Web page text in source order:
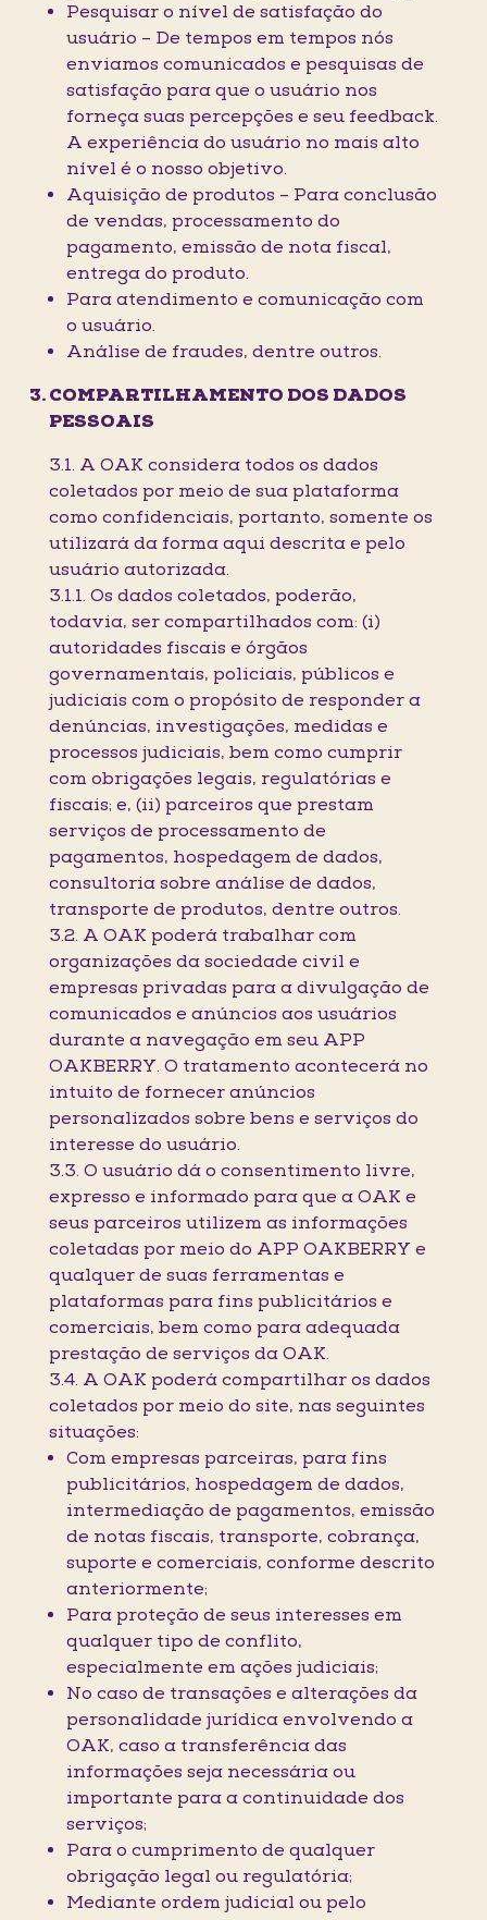
Pesquisar o nível de satisfação do
usuário – De tempos em tempos nós
enviamos comunicados e pesquisas de
satisfação para que o usuário nos
forneça suas percepções e seu feedback.
A experiência do usuário no mais alto
nível é o nosso objetivo.
Aquisição de produtos – Para conclusão
de vendas, processamento do
pagamento, emissão de nota fiscal,
entrega do produto.
Para atendimento e comunicação com
o usuário.
Análise de fraudes, dentre outros.
COMPARTILHAMENTO DOS DADOS
PESSOAIS
3.1. A OAK considera todos os dados
coletados por meio de sua plataforma
como confidenciais, portanto, somente os
utilizará da forma aqui descrita e pelo
usuário autorizada.
3.1.1. Os dados coletados, poderão,
todavia, ser compartilhados com: (i)
autoridades fiscais e órgãos
governamentais, policiais, públicos e
judiciais com o propósito de responder a
denúncias, investigações, medidas e
processos judiciais, bem como cumprir
com obrigações legais, regulatórias e
fiscais; e, (ii) parceiros que prestam
serviços de processamento de
pagamentos, hospedagem de dados,
consultoria sobre análise de dados,
transporte de produtos, dentre outros.
3.2. A OAK poderá trabalhar com
organizações da sociedade civil e
empresas privadas para a divulgação de
comunicados e anúncios aos usuários
durante a navegação em seu APP
OAKBERRY. O tratamento acontecerá no
intuito de fornecer anúncios
personalizados sobre bens e serviços do
interesse do usuário.
3.3. O usuário dá o consentimento livre,
expresso e informado para que a OAK e
seus parceiros utilizem as informações
coletadas por meio do APP OAKBERRY e
qualquer de suas ferramentas e
plataformas para fins publicitários e
comerciais, bem como para adequada
prestação de serviços da OAK.
3.4. A OAK poderá compartilhar os dados
coletados por meio do site, nas seguintes
situações:
Com empresas parceiras, para fins
publicitários, hospedagem de dados,
intermediação de pagamentos, emissão
de notas fiscais, transporte, cobrança,
suporte e comerciais, conforme descrito
anteriormente;
Para proteção de seus interesses em
qualquer tipo de conflito,
especialmente em ações judiciais;
No caso de transações e alterações da
personalidade jurídica envolvendo a
OAK, caso a transferência das
informações seja necessária ou
importante para a continuidade dos
serviços;
Para o cumprimento de qualquer
obrigação legal ou regulatória;
Mediante ordem judicial ou pelo